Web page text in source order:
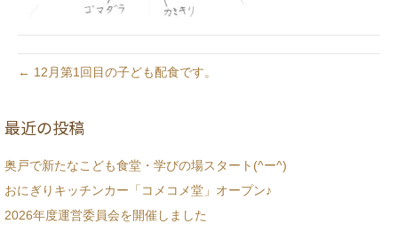
← 12月第1回目の子ども配食です。
最近の投稿
奥戸で新たなこども食堂・学びの場スタート(^ー^)
おにぎりキッチンカー「コメコメ堂」オープン♪
2026年度運営委員会を開催しました